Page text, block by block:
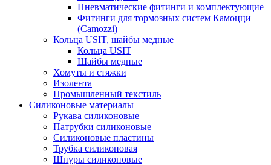
Пневматические фитинги и комплектующие
Фитинги для тормозных систем Камоцци
(Camozzi)
Кольца USIT, шайбы медные
Кольца USIT
Шайбы медные
Хомуты и стяжки
Изолента
Промышленный текстиль
Силиконовые материалы
Рукава силиконовые
Патрубки силиконовые
Силиконовые пластины
Трубка силиконовая
Шнуры силиконовые